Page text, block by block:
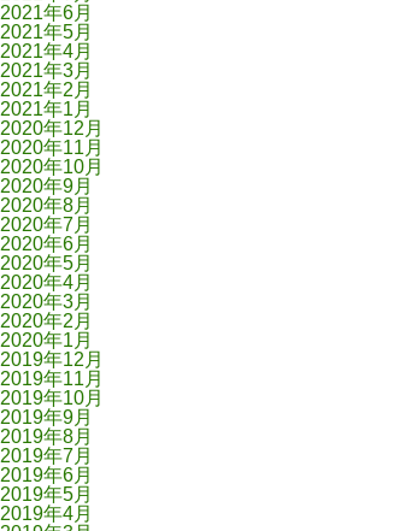
2021年6月
2021年5月
2021年4月
2021年3月
2021年2月
2021年1月
2020年12月
2020年11月
2020年10月
2020年9月
2020年8月
2020年7月
2020年6月
2020年5月
2020年4月
2020年3月
2020年2月
2020年1月
2019年12月
2019年11月
2019年10月
2019年9月
2019年8月
2019年7月
2019年6月
2019年5月
2019年4月